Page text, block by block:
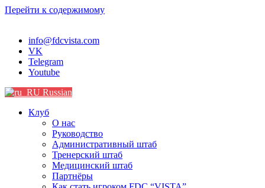
Перейти к содержимому
info@fdcvista.com
VK
Telegram
Youtube
Russian
Клуб
О нас
Руководство
Административный штаб
Тренерский штаб
Медицинский штаб
Партнёры